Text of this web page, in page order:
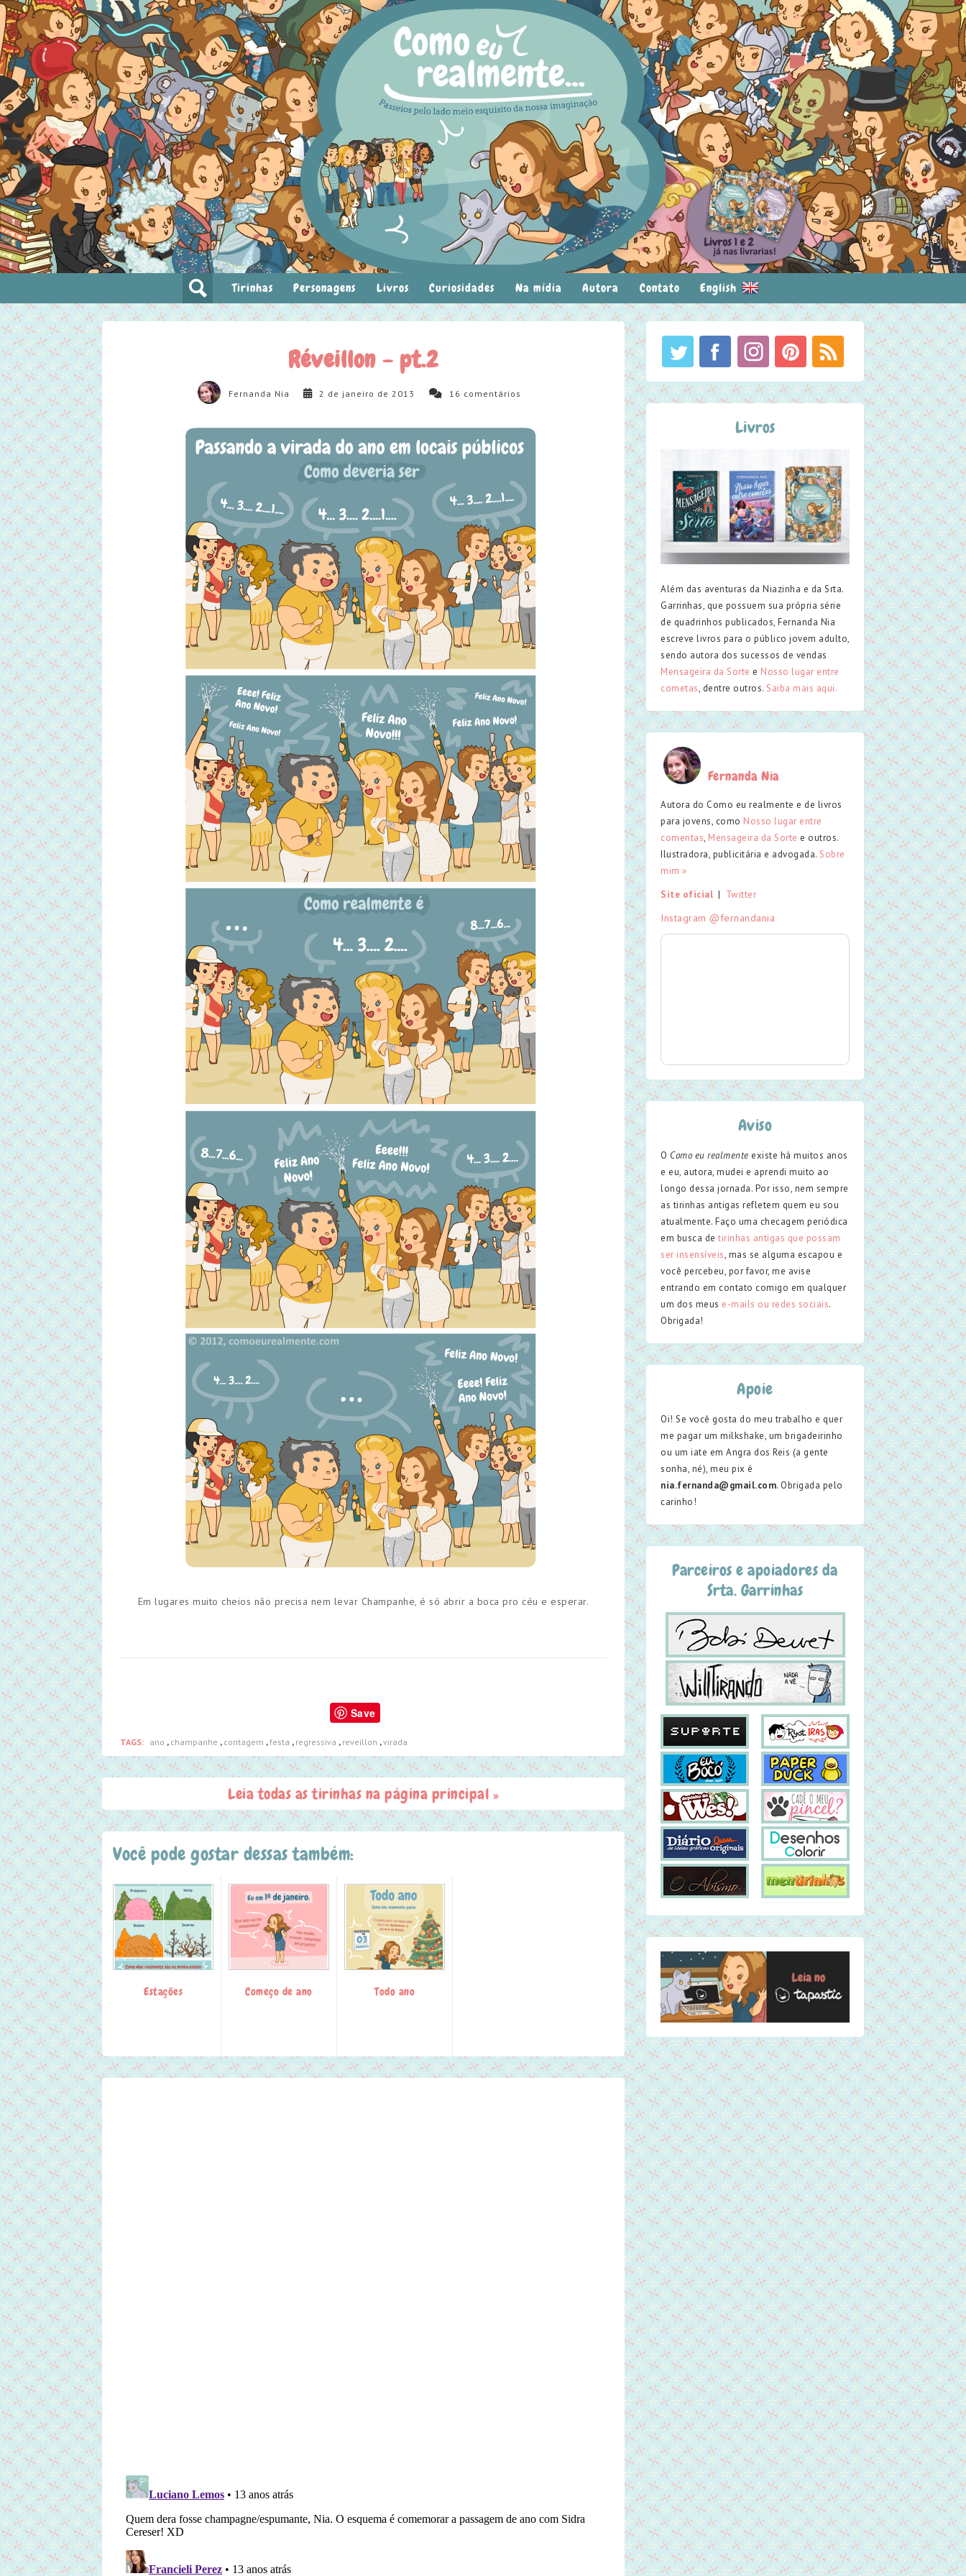
Tirinhas Personagens Livros Curiosidades Na mídia Autora Contato English
Réveillon - pt.2
Fernanda Nia 2 de janeiro de 2013 16 comentários
Em lugares muito cheios não precisa nem levar Champanhe, é só abrir a boca pro céu e esperar.
Save
TAGS: ano , champanhe , contagem ,festa , regressiva , reveillon ,virada
Leia todas as tirinhas na página principal »
Você pode gostar dessas também:
Estações Começo de ano Todo ano
Livros
Além das aventuras da Niazinha e da Srta.
Garrinhas, que possuem sua própria série
de quadrinhos publicados, Fernanda Nia
escreve livros para o público jovem adulto,
sendo autora dos sucessos de vendas
Mensageira da Sorte e Nosso lugar entre
cometas, dentre outros. Saiba mais aqui.
Fernanda Nia
Autora do Como eu realmente e de livros
para jovens, como Nosso lugar entre
comentas, Mensageira da Sorte e outros.
Ilustradora, publicitária e advogada. Sobre
mim »
Site oficial
  |
Twitter
Instagram @fernandania
Aviso
O Como eu realmente existe há muitos anos
e eu, autora, mudei e aprendi muito ao
longo dessa jornada. Por isso, nem sempre
as tirinhas antigas refletem quem eu sou
atualmente. Faço uma checagem periódica
em busca de tirinhas antigas que possam
ser insensíveis, mas se alguma escapou e
você percebeu, por favor, me avise
entrando em contato comigo em qualquer
um dos meus e-mails ou redes sociais.
Obrigada!
Apoie
Oi! Se você gosta do meu trabalho e quer
me pagar um milkshake, um brigadeirinho
ou um iate em Angra dos Reis (a gente
sonha, né), meu pix é
nia.fernanda@gmail.com. Obrigada pelo
carinho!
Parceiros e apoiadores da
Srta. Garrinhas